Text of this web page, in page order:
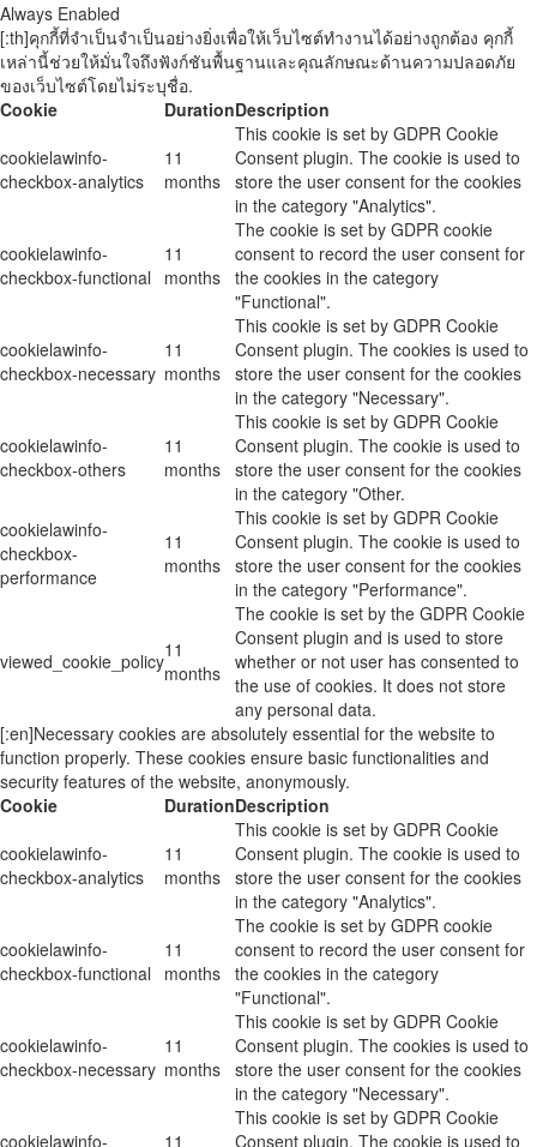
Always Enabled
[:th]คุกกี้ที่จำเป็นจำเป็นอย่างยิ่งเพื่อให้เว็บไซต์ทำงานได้อย่างถูกต้อง คุกกี้
เหล่านี้ช่วยให้มั่นใจถึงฟังก์ชันพื้นฐานและคุณลักษณะด้านความปลอดภัย
ของเว็บไซต์โดยไม่ระบุชื่อ.
Cookie
DurationDescription
cookielawinfo-
checkbox-analytics
11
months
This cookie is set by GDPR Cookie
Consent plugin. The cookie is used to
store the user consent for the cookies
in the category "Analytics".
cookielawinfo-
checkbox-functional
11
months
The cookie is set by GDPR cookie
consent to record the user consent for
the cookies in the category
"Functional".
cookielawinfo-
checkbox-necessary
11
months
This cookie is set by GDPR Cookie
Consent plugin. The cookies is used to
store the user consent for the cookies
in the category "Necessary".
cookielawinfo-
checkbox-others
11
months
This cookie is set by GDPR Cookie
Consent plugin. The cookie is used to
store the user consent for the cookies
in the category "Other.
cookielawinfo-
checkbox-
performance
11
months
This cookie is set by GDPR Cookie
Consent plugin. The cookie is used to
store the user consent for the cookies
in the category "Performance".
viewed_cookie_policy11
months
The cookie is set by the GDPR Cookie
Consent plugin and is used to store
whether or not user has consented to
the use of cookies. It does not store
any personal data.
[:en]Necessary cookies are absolutely essential for the website to
function properly. These cookies ensure basic functionalities and
security features of the website, anonymously.
Cookie
DurationDescription
cookielawinfo-
checkbox-analytics
11
months
This cookie is set by GDPR Cookie
Consent plugin. The cookie is used to
store the user consent for the cookies
in the category "Analytics".
cookielawinfo-
checkbox-functional
11
months
The cookie is set by GDPR cookie
consent to record the user consent for
the cookies in the category
"Functional".
cookielawinfo-
checkbox-necessary
11
months
This cookie is set by GDPR Cookie
Consent plugin. The cookies is used to
store the user consent for the cookies
in the category "Necessary".
cookielawinfo-
11
This cookie is set by GDPR Cookie
Consent plugin. The cookie is used to